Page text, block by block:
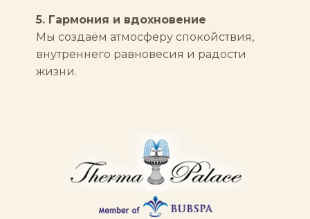
5. Гармония и вдохновение
Мы создаём атмосферу спокойствия,
внутреннего равновесия и радости
жизни.